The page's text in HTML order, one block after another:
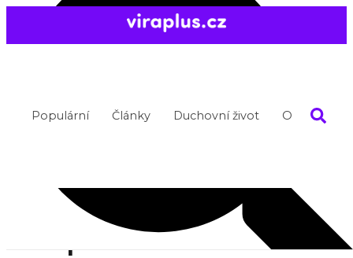
Populární Články Duchovní život O nás
30 pravd